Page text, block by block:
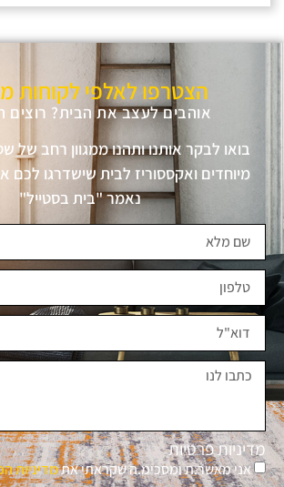
הצטרפו לאלפי לקוחות
אוהבים לעצב את הבית?
בואו לבקר אותנו ותהנו ממגוון רחב של
מיוחדים ואקססוריז לבית שישדרגו לכם
נאמר "בית בסטייל"
מדיניות פרטיות
אני מאשר.ת ומסכימ.ה שקראתי אתמדיניות